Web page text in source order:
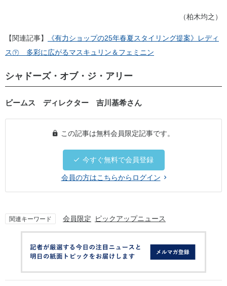
（柏木均之）
【関連記事】
《有力ショップの25年春夏スタイリング提案》レディ
ス㊦ 多彩に広がるマスキュリン＆フェミニン
シャドーズ・オブ・ジ・アリー
ビームス ディレクター 吉川基希さん
この記事は無料会員限定記事です。
今すぐ無料で会員登録
会員の方はこちらからログイン
関連キーワード 会員限定 ピックアップニュース